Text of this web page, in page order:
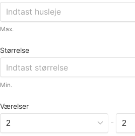
Max.
Størrelse
Min.
Værelser
-